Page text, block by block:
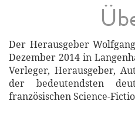
Der Herausgeber
Dezember 2014 in
Verleger, Herausgeber,
der bedeutendsten
französischen Science-